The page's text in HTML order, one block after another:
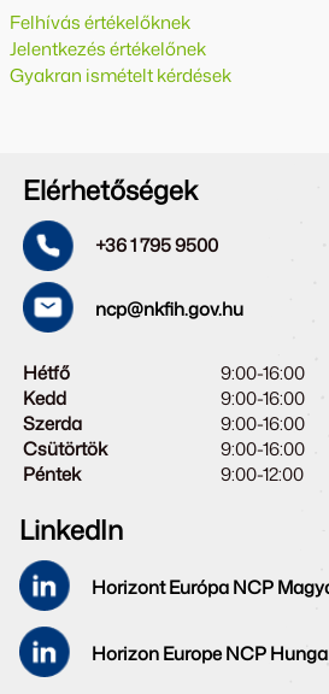
Felhívás értékelőknek
Jelentkezés értékelőnek
Gyakran ismételt kérdések
Elérhetőségek
+36 1 795 9500
ncp@nkfih.gov.hu
Hétfő
9:00-16:00
Kedd
9:00-16:00
Szerda
9:00-16:00
Csütörtök
9:00-16:00
Péntek
9:00-12:00
LinkedIn
Horizont Európa NCP
Horizon Europe NCP